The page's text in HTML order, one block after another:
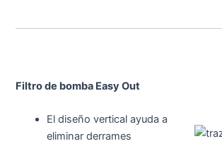
Filtro de bomba Easy Out
El diseño vertical ayuda a
eliminar derrames